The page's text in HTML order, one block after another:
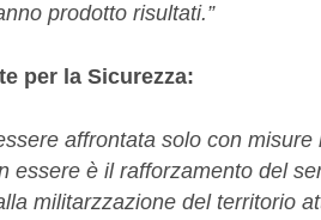
prodotto risultati.”
per la Sicurezza:
affrontata solo con
essere è il rafforzamento del
militarzzazione del territorio